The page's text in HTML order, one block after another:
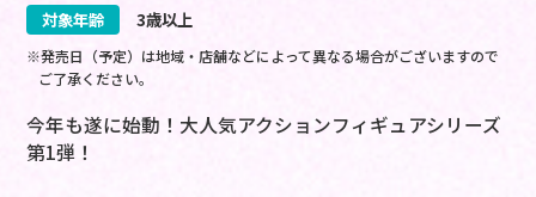
対象年齢
3歳以上
※発売日（予定）は地域・店舗などによって異なる場合がございますので
ご了承ください。
今年も遂に始動！大人気アクションフィギュアシリーズ
第1弾！